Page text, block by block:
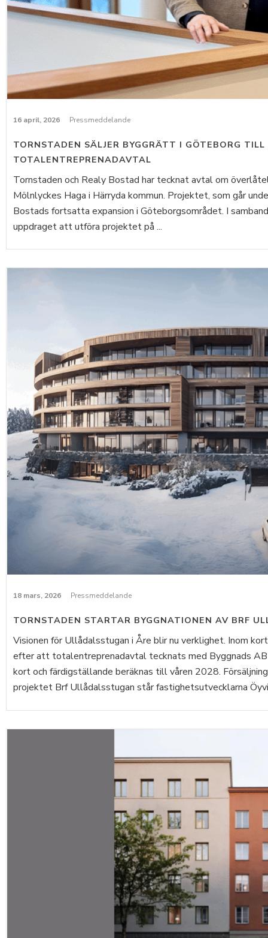
16 april, 2026 Pressmeddelande
TORNSTADEN SÄLJER BYGGRÄTT I GÖTEBORG
TOTALENTREPRENADAVTAL
Tornstaden och Realy Bostad har tecknat avtal om
Mölnlyckes Haga i Härryda kommun. Projektet, som går
Bostads fortsatta expansion i Göteborgsområdet. I
uppdraget att utföra projektet på ...
18 mars, 2026 Pressmeddelande
TORNSTADEN STARTAR BYGGNATIONEN AV BRF
Visionen för Ullådalsstugan i Åre blir nu verklighet. Inom
efter att totalentreprenadavtal tecknats med Byggnads
kort och färdigställande beräknas till våren 2028.
projektet Brf Ullådalsstugan står fastighetsutvecklarna